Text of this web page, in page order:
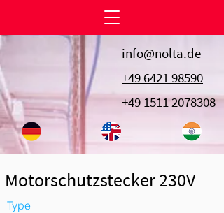
info@nolta.de
+49 6421 98590
+49 1511 2078308
Motorschutzstecker 230V
Type